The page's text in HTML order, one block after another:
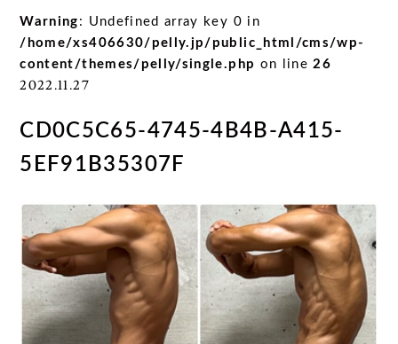
Warning : Undefined array key 0 in
/home/xs406630/pelly.jp/public_html/cms/wp-
content/themes/pelly/single.php on line26
2022.11.27
CD0C5C65-4745-4B4B-A415-
5EF91B35307F